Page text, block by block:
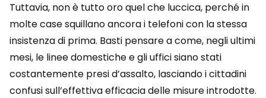
Tuttavia, non è tutto oro quel che luccica, perché in
molte case squillano ancora i telefoni con la stessa
insistenza di prima. Basti pensare a come, negli ultimi
mesi, le linee domestiche e gli uffici siano stati
costantemente presi d’assalto, lasciando i cittadini
confusi sull’effettiva efficacia delle misure introdotte.